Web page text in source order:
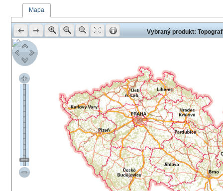
Mapa
Vybraný produkt: